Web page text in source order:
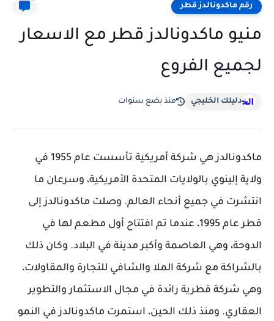
رقم ماكدونالدز قطر
منيو ماكدونالدز قطر مع الاسعار
لجميع الفروع
دليلك الخليجي منذ بضع سنوات
ماكدونالدز هي شركة أمريكية تأسست عام 1955 في
ولاية إلينوي بالولايات المتحدة الأمريكية، وسرعان ما
انتشرت في جميع أنحاء العالم. وصلت ماكدونالدز إلى
قطر عام 1995، عندما تم افتتاح أول مطعم لها في
الدوحة، وهي العاصمة وأكبر مدينة في البلاد. وكان ذلك
بالشراكة مع شركة الملا والشافي للتجارة والمقاولات،
وهي شركة قطرية رائدة في مجال الاستثمار والتطوير
العقاري. ومنذ ذلك الحين، استمرت ماكدونالدز في النمو